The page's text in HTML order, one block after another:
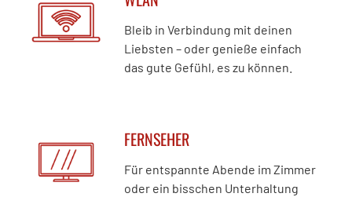
Bleib in Verbindung mit deinen
Liebsten – oder genieße einfach
das gute Gefühl, es zu können.
FERNSEHER
Für entspannte Abende im Zimmer
oder ein bisschen Unterhaltung